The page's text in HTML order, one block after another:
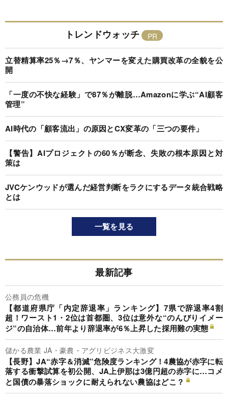
トレンドウォッチ
立替精算率25％→7％、ヤンマーを変えた購買改革の全貌を公
開
「一度の不快な経験」で87％が離脱…Amazonに学ぶ“AI顧客
管理”
AI時代の「顧客流出」の原因とCX変革の「三つの要件」
【警告】AIプロジェクトの60％が断念、失敗の根本原因と対
策は
JVCケンウッドが選んだ経営判断をラクにするデータ統合戦略
とは
一覧を見る
最新記事
公務員の危機
【都道府県庁「内定辞退率」ランキング】7県で辞退率4割
超！ワースト1・2位は首都圏、3位は意外な“のんびりイメー
ジ”の自治体…前年より辞退率が6％上昇した採用難の実態
儲かる農業 JA・豪農・アグリビジネス大激変
【長野】JA“赤字＆消滅”危険度ランキング！4農協が赤字に転
落する衝撃試算を初公開、JA上伊那は3億円超の赤字に…コメ
と国債の暴落ショックに耐えられない農協はどこ？